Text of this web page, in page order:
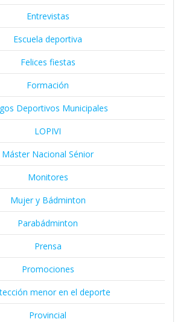
Entrevistas
Escuela deportiva
Felices fiestas
Formación
Deportivos Municipales
LOPIVI
Máster Nacional Sénior
Monitores
Mujer y Bádminton
Parabádminton
Prensa
Promociones
menor en el deporte
Provincial